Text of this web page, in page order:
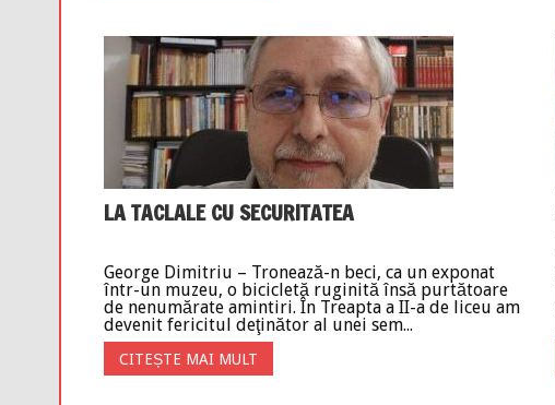
LA TACLALE CU SECURITATEA
George Dimitriu – Tronează-n beci, ca un exponat
într-un muzeu, o bicicletă ruginită însă purtătoare
de nenumărate amintiri. În Treapta a II-a de liceu am
devenit fericitul deţinător al unei sem...
CITEȘTE MAI MULT